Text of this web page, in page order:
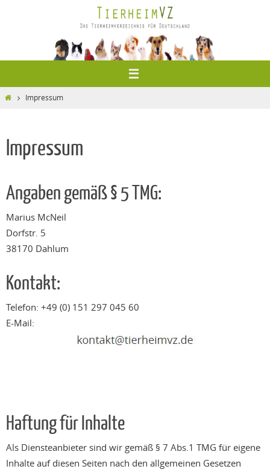
HomeImpressum
Impressum
Angaben gemäß § 5 TMG:
Marius McNeil
Dorfstr. 5
38170 Dahlum
Kontakt:
Telefon: +49 (0) 151 297 045 60
E-Mail:
Haftung für Inhalte
Als Diensteanbieter sind wir gemäß § 7 Abs.1 TMG für eigene
Inhalte auf diesen Seiten nach den allgemeinen Gesetzen